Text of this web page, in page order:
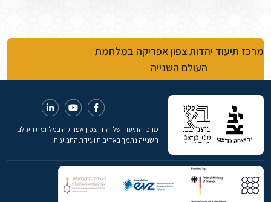
מרכז תיעוד יהדות צפון אפריקה במלחמת
העולם השנייה
מרכז התיעוד של יהודי צפון אפריקה במלחמת העולם
השנייה נתמך באדיבות ועידת התביעות